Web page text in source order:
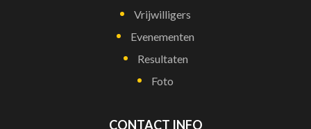
Vrijwilligers
Evenementen
Resultaten
Foto
CONTACT INFO